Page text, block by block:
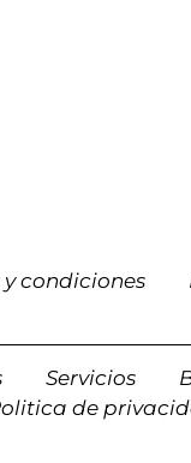
y condiciones
Servicios
de